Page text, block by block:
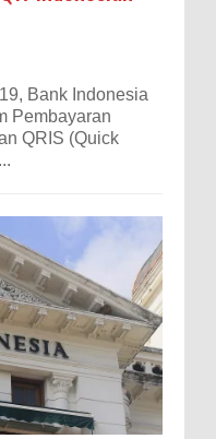
Bank Indonesia
Pembayaran
QRIS (Quick